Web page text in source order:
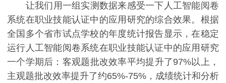
让我们用一组实测数据来感受一下人工智能阅卷
系统在职业技能认证中的应用研究的综合效果。根据
全国多个省市试点学校的年度统计报告显示，在稳定
运行人工智能阅卷系统在职业技能认证中的应用研究
一个学期后：客观题批改效率平均提升了97%以上，
主观题批改效率提升了约65%-75%，成绩统计和分析